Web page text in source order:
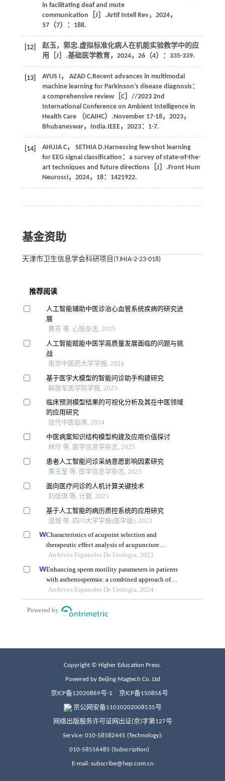
in facilitating deaf and mute
communication［J］.Artif Intell Rev， 2024，
57（7）：188.
[12]
赵玉，郭忠.虚拟标准化病人在机能实验教学中的应
用［J］.基础医学教育 ， 2024， 26（4）：335-339.
[13] AYUS I ， AZAD C.Recent advances in multimodal
machine learning for Parkinson’s disease diagnosis：
a comprehensive review［C］//2023 2nd
International Conference on Ambient Intelligence in
Health Care （ICAIHC）.November 17-18，2023，
Bhubaneswar，India.IEEE， 2023：1-7.
[14] AHUJA C， SETHIA D.Harnessing few-shot learning
for EEG signal classification：a survey of state-of-the-
art techniques and future directions［J］.Front Hum
Neurosci， 2024， 18：1421922.
基金资助
天津市卫生信息学会科研项目(TJHIA-2-23-018)
Copyright © Higher Education Press.
Powered by Beijing Magtech Co. Ltd
京ICP备12020869号-1 京ICP备150856号
京公网安备11010202008535号
网络出版服务许可证网出证(京)字第127号
Service: 010-58582445 (Technology);
010-58556485 (Subscription)
E-mail: subscribe@hep.com.cn